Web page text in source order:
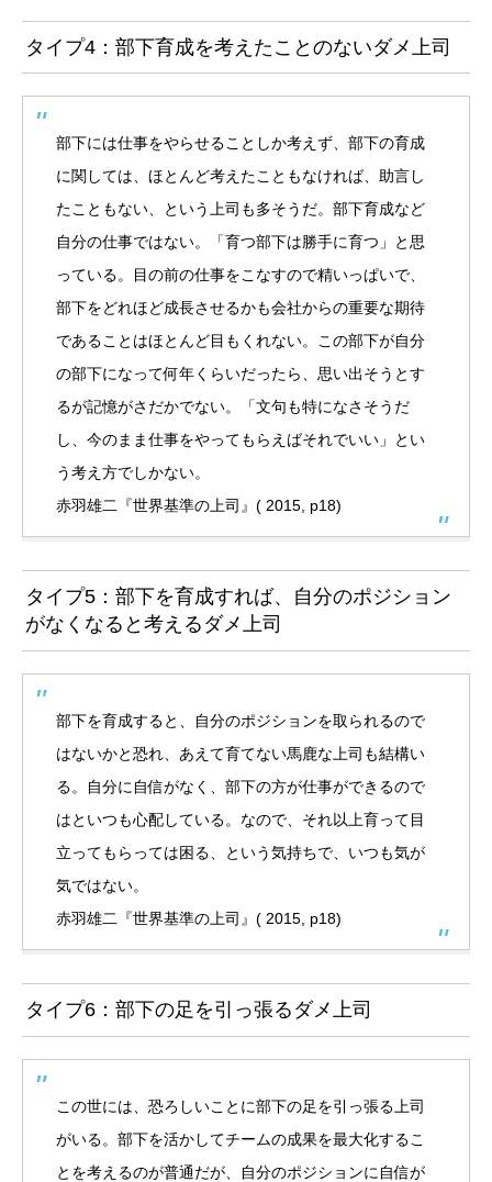
タイプ4：部下育成を考えたことのないダメ上司
部下には仕事をやらせることしか考えず、部下の育成
に関しては、ほとんど考えたこともなければ、助言し
たこともない、という上司も多そうだ。部下育成など
自分の仕事ではない。「育つ部下は勝手に育つ」と思
っている。目の前の仕事をこなすので精いっぱいで、
部下をどれほど成長させるかも会社からの重要な期待
であることはほとんど目もくれない。この部下が自分
の部下になって何年くらいだったら、思い出そうとす
るが記憶がさだかでない。「文句も特になさそうだ
し、今のまま仕事をやってもらえばそれでいい」とい
う考え方でしかない。
赤羽雄二『世界基準の上司』( 2015, p18)
タイプ5：部下を育成すれば、自分のポジション
がなくなると考えるダメ上司
部下を育成すると、自分のポジションを取られるので
はないかと恐れ、あえて育てない馬鹿な上司も結構い
る。自分に自信がなく、部下の方が仕事ができるので
はといつも心配している。なので、それ以上育って目
立ってもらっては困る、という気持ちで、いつも気が
気ではない。
赤羽雄二『世界基準の上司』( 2015, p18)
タイプ6：部下の足を引っ張るダメ上司
この世には、恐ろしいことに部下の足を引っ張る上司
がいる。部下を活かしてチームの成果を最大化するこ
とを考えるのが普通だが、自分のポジションに自信が